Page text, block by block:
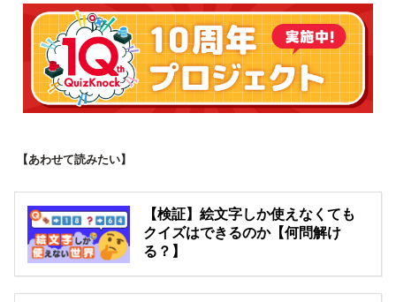
【あわせて読みたい】
【検証】絵文字しか使えなくても
クイズはできるのか【何問解け
る？】